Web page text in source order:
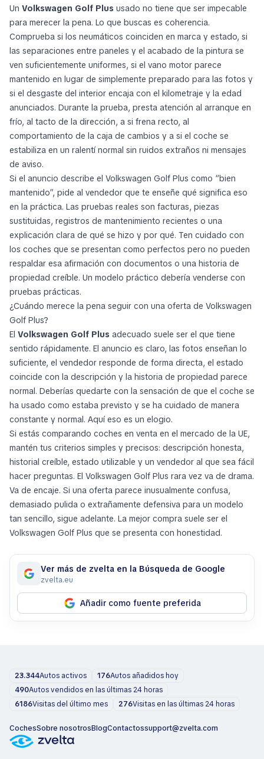
Un Volkswagen Golf Plus usado no tiene que ser impecable
para merecer la pena. Lo que buscas es coherencia.
Comprueba si los neumáticos coinciden en marca y estado, si
las separaciones entre paneles y el acabado de la pintura se
ven suficientemente uniformes, si el vano motor parece
mantenido en lugar de simplemente preparado para las fotos y
si el desgaste del interior encaja con el kilometraje y la edad
anunciados. Durante la prueba, presta atención al arranque en
frío, al tacto de la dirección, a si frena recto, al
comportamiento de la caja de cambios y a si el coche se
estabiliza en un ralentí normal sin ruidos extraños ni mensajes
de aviso.
Si el anuncio describe el Volkswagen Golf Plus como “bien
mantenido”, pide al vendedor que te enseñe qué significa eso
en la práctica. Las pruebas reales son facturas, piezas
sustituidas, registros de mantenimiento recientes o una
explicación clara de qué se hizo y por qué. Ten cuidado con
los coches que se presentan como perfectos pero no pueden
respaldar esa afirmación con documentos o una historia de
propiedad creíble. Un modelo práctico debería venderse con
pruebas prácticas.
¿Cuándo merece la pena seguir con una oferta de Volkswagen
Golf Plus?
El Volkswagen Golf Plus adecuado suele ser el que tiene
sentido rápidamente. El anuncio es claro, las fotos enseñan lo
suficiente, el vendedor responde de forma directa, el estado
coincide con la descripción y la historia de propiedad parece
normal. Deberías quedarte con la sensación de que el coche se
ha usado como estaba previsto y se ha cuidado de manera
constante y normal. Aquí eso es un elogio.
Si estás comparando coches en venta en el mercado de la UE,
mantén tus criterios simples y precisos: descripción honesta,
historial creíble, estado utilizable y un vendedor al que sea fácil
hacer preguntas. El Volkswagen Golf Plus rara vez va de drama.
Va de encaje. Si una oferta parece inusualmente confusa,
demasiado pulida o extrañamente defensiva para un modelo
tan sencillo, sigue adelante. La mejor compra suele ser el
Volkswagen Golf Plus que se presenta con honestidad.
Ver más de zvelta en la Búsqueda de Google
zvelta.eu
Añadir como fuente preferida
23.344Autos activos 176Autos añadidos hoy
490Autos vendidos en las últimas 24 horas
6186Visitas del último mes 276Visitas en las últimas 24 horas
CochesSobre nosotrosBlogContactossupport@zvelta.com